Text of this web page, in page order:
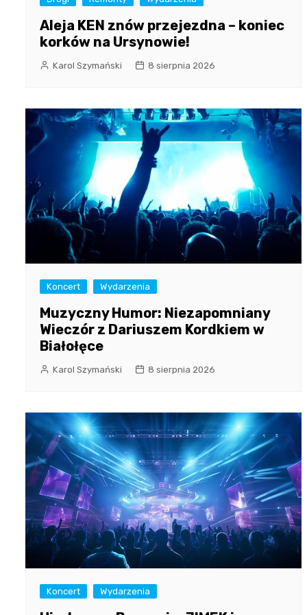
Aleja KEN znów przejezdna – koniec
korków na Ursynowie!
Karol Szymański 8 sierpnia 2026
Koncert Wydarzenia
Muzyczny Humor: Niezapomniany
Wieczór z Dariuszem Kordkiem w
Białołęce
Karol Szymański 8 sierpnia 2026
Koncert Wydarzenia